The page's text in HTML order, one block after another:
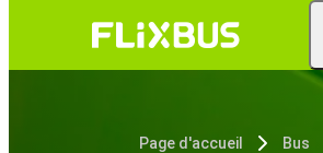
Page d'accueil Bus